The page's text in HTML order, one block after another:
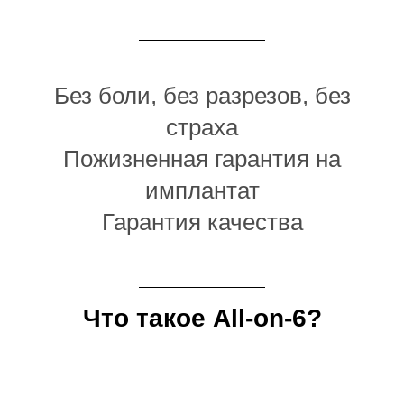
Без боли, без разрезов, без
страха
Пожизненная гарантия на
имплантат
Гарантия качества
Что такое All-on-6?